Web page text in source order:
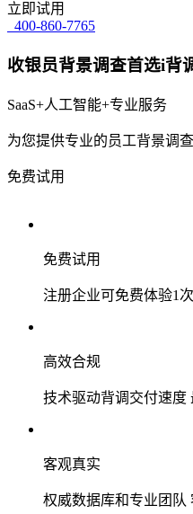
立即试用
400-860-7765
收银员背景调查首选i背
SaaS+人工智能+专业服务
为您提供专业的员工背景调
免费试用
免费试用
注册企业可免费体验1
高效合规
技术驱动背调交付速度
客观真实
权威数据库和专业团队